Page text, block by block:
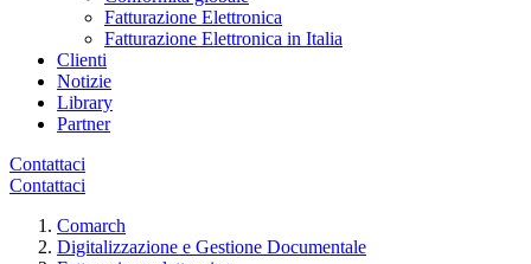
Fatturazione Elettronica
Fatturazione Elettronica in Italia
Clienti
Notizie
Library
Partner
Contattaci
Contattaci
Comarch
Digitalizzazione e Gestione Documentale